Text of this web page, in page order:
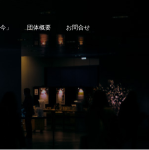
」 団体概要 お問合せ